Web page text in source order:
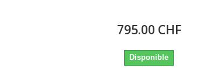
795.00 CHF
Disponible